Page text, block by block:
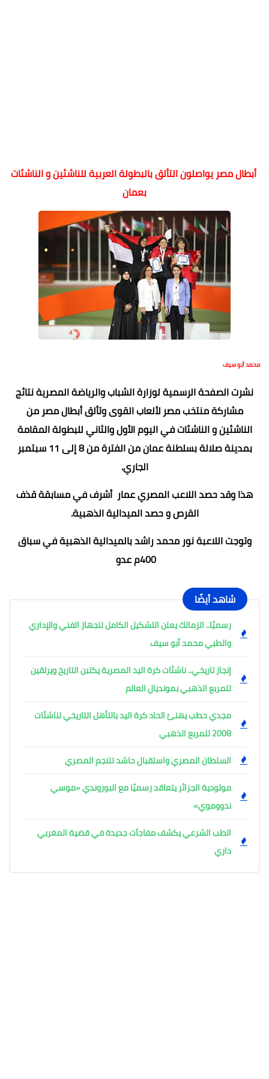
أبطال مصر يواصلون التألق بالبطولة العربية للناشئين و الناشئات
بعمان
محمد أبو سيف
نشرت الصفحة الرسمية لوزارة الشباب والرياضة المصرية نتائج
مشاركة منتخب مصر لألعاب القوى وتألق أبطال مصر من
الناشئين و الناشئات في اليوم الأول والثاني للبطولة المقامة
بمدينة صلالة بسلطنة عمان من الفترة من 8 إلى 11 سبتمبر
الجاري.
هذا وقد حصد اللاعب المصري عمار أشرف في مسابقة قذف
القرص و حصد الميدالية الذهبية.
وتوجت اللاعبة نور محمد راشد بالميدالية الذهبية في سباق
400م عدو
شاهد أيضًا
رسميًا.. الزمالك يعلن التشكيل الكامل للجهاز الفني والإداري
والطبي محمد أبو سيف
إنجاز تاريخي.. ناشئات كرة اليد المصرية يكتبن التاريخ ويرتقين
للمربع الذهبي بمونديال العالم
مجدي حطب يهنئ اتحاد كرة اليد بالتأهل التاريخي لناشئات
2008 للمربع الذهبي
السلطان المصري واستقبال حاشد للنجم المصري
مولودية الجزائر يتعاقد رسميًا مع البوروندي «موسي
ندووموي»
الطب الشرعي يكشف مفاجآت جديدة في قضية المغربي
داري